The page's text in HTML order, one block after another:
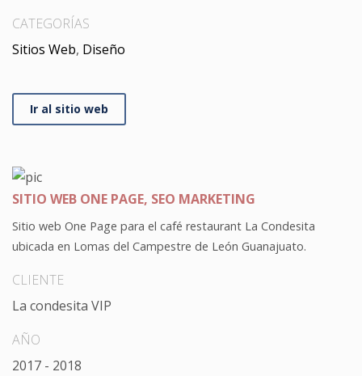
CATEGORÍAS
Sitios Web, Diseño
Ir al sitio web
SITIO WEB ONE PAGE, SEO MARKETING
Sitio web One Page para el café restaurant La Condesita
ubicada en Lomas del Campestre de León Guanajuato.
CLIENTE
La condesita VIP
AÑO
2017 - 2018